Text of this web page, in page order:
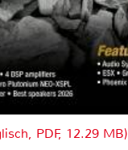
PDF, 12.29 MB)